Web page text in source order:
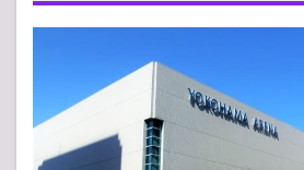
アリ
セッ
スト